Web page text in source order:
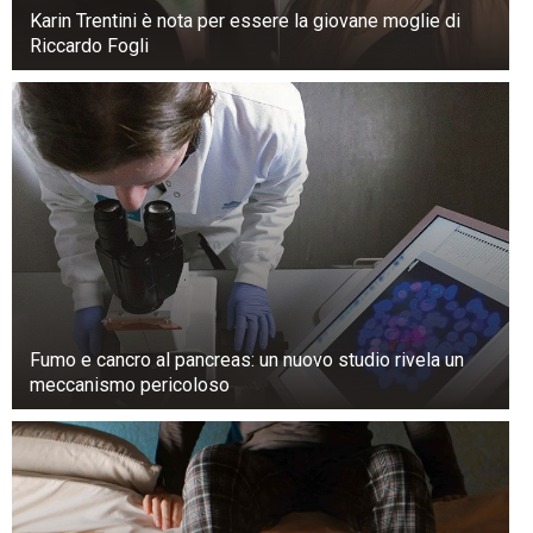
migliaia di commenti. “Senza” a volte è bello. La
serenità viene da aggiungere cose, non dal
toglierle. “Ti abbraccio”, ha scritto un utente.
Karin Trentini è nota per essere la giovane moglie di
Riccardo Fogli
Fumo e cancro al pancreas: un nuovo studio rivela un
meccanismo pericoloso